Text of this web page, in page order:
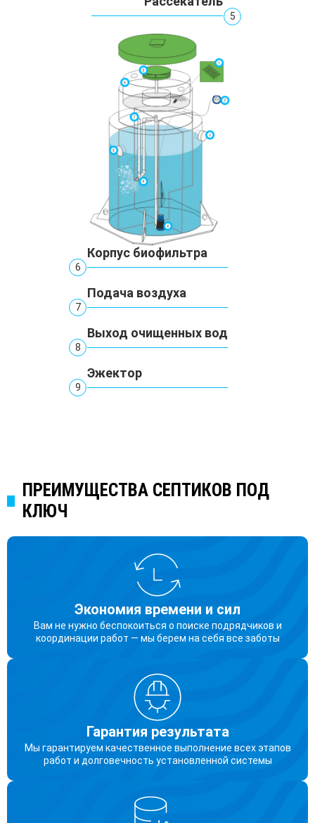
5
Корпус биофильтра
6
Подача воздуха
7
Выход очищенных вод
8
Эжектор
9
ПРЕИМУЩЕСТВА СЕПТИКОВ ПОД
КЛЮЧ
Экономия времени и сил
Вам не нужно беспокоиться о поиске подрядчиков и
координации работ — мы берем на себя все заботы
Гарантия результата
Мы гарантируем качественное выполнение всех этапов
работ и долговечность установленной системы